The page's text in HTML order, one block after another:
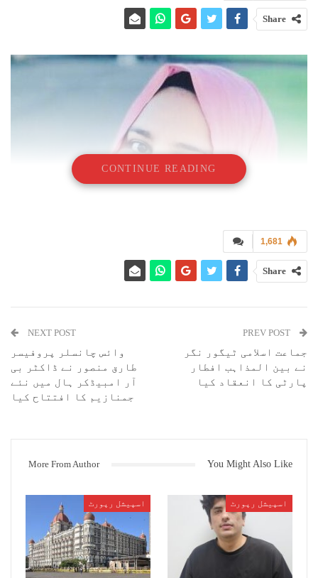
Share
امتحان – 2018 میں کامیابی حاصل کی ہے ۔ اس امتحان میں انم رئیس نے
انم رئیس نے سال 2015 میں اے ایم یو کے شعبۂ قانون سے بی اے ایل ایل بی
کی ڈگری حاصل کرنے کے بعد نیشنل لاء یونیورسٹی دہلی سے ایل ایل ایم کی
ڈگری حاصل کی ۔ انھوں نے اے ایم یو میں گولڈ میڈل حاصل کرنے کے علاوہ
CONTINUE READING
1,681
Share
جماعت اسلامی ٹیگور نگر
نے بین المذاہب افطار
پارٹی کا انعقاد کیا
NEXT POST
وائس چانسلر پروفیسر
طارق منصور نے ڈاکٹر بی
آر امبیڈکر ہال میں نئے
جمنازیم کا افتتاح کیا
You Might Also Like
More From Author
اسپیشل رپورٹ اسپیشل رپورٹ